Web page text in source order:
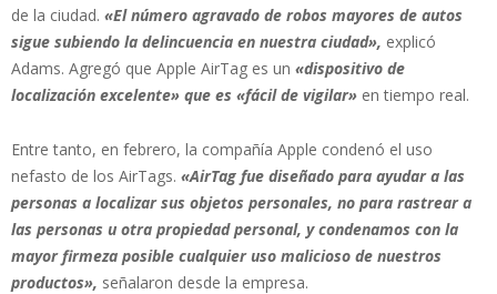
de la ciudad. «El número agravado de robos mayores de autos
sigue subiendo la delincuencia en nuestra ciudad», explicó
Adams. Agregó que Apple AirTag es un «dispositivo de
localización excelente» que es «fácil de vigilar» en tiempo real.
Entre tanto, en febrero, la compañía Apple condenó el uso
nefasto de los AirTags. «AirTag fue diseñado para ayudar a las
personas a localizar sus objetos personales, no para rastrear a
las personas u otra propiedad personal, y condenamos con la
mayor firmeza posible cualquier uso malicioso de nuestros
productos», señalaron desde la empresa.